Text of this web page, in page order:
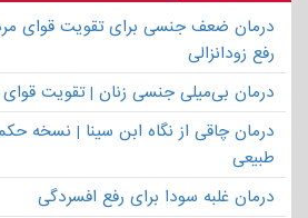
درمان ضعف جنسی برای تقویت قوای
رفع زودانزالی
درمان بی‌میلی جنسی زنان | تقویت
درمان چاقی از نگاه ابن سینا | نسخه
طبیعی
درمان غلبه سودا برای رفع افسردگی